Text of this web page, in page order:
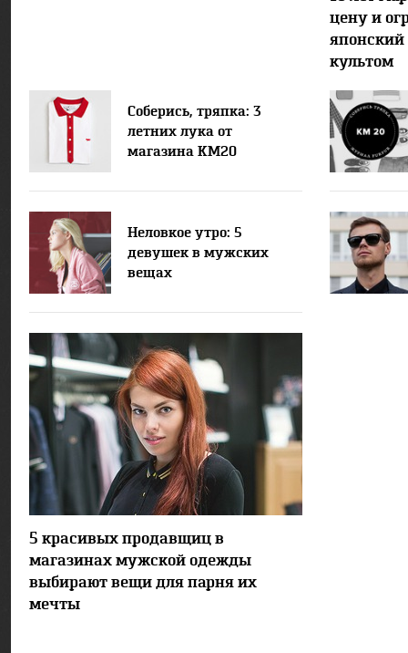
цену и
культом
Соберись, тряпка: 3
летних лука от
магазина КМ20
Неловкое утро: 5
девушек в мужских
вещах
5 красивых продавщиц в
магазинах мужской одежды
выбирают вещи для парня их
мечты